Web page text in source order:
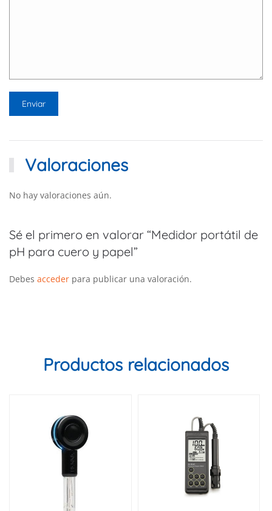
Valoraciones
No hay valoraciones aún.
Sé el primero en valorar “Medidor portátil de
pH para cuero y papel”
Debes acceder para publicar una valoración.
Productos relacionados